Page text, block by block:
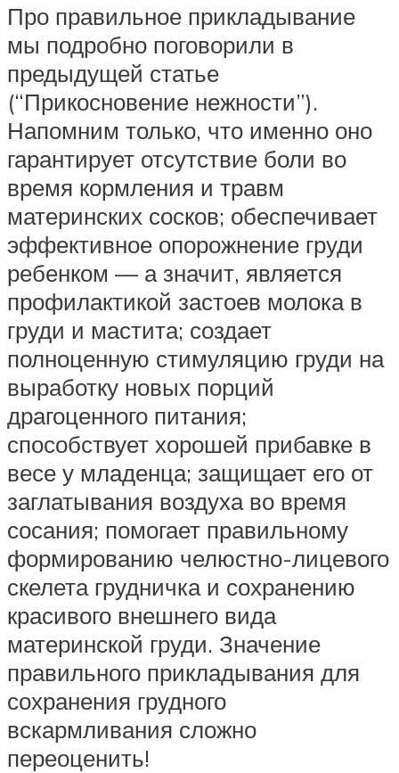
Про правильное прикладывание
мы подробно поговорили в
предыдущей статье
(“Прикосновение нежности”).
Напомним только, что именно оно
гарантирует отсутствие боли во
время кормления и травм
материнских сосков; обеспечивает
эффективное опорожнение груди
ребенком — а значит, является
профилактикой застоев молока в
груди и мастита; создает
полноценную стимуляцию груди на
выработку новых порций
драгоценного питания;
способствует хорошей прибавке в
весе у младенца; защищает его от
заглатывания воздуха во время
сосания; помогает правильному
формированию челюстно-лицевого
скелета грудничка и сохранению
красивого внешнего вида
материнской груди. Значение
правильного прикладывания для
сохранения грудного
вскармливания сложно
переоценить!